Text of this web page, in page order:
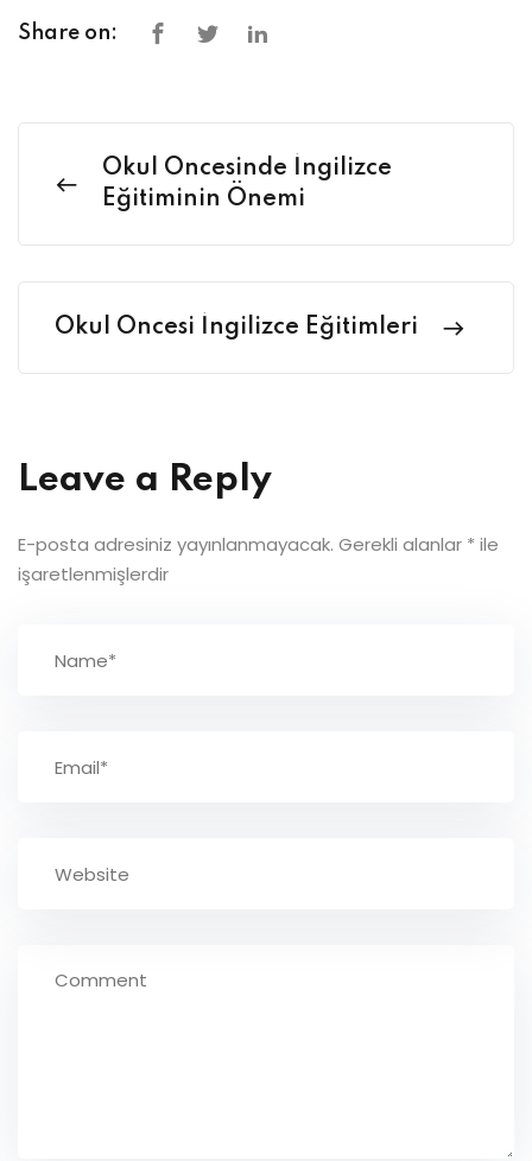
Share on:
Okul Öncesinde İngilizce
Eğitiminin Önemi
Okul Öncesi İngilizce Eğitimleri
Leave a Reply
E-posta adresiniz yayınlanmayacak. Gerekli alanlar * ile
işaretlenmişlerdir